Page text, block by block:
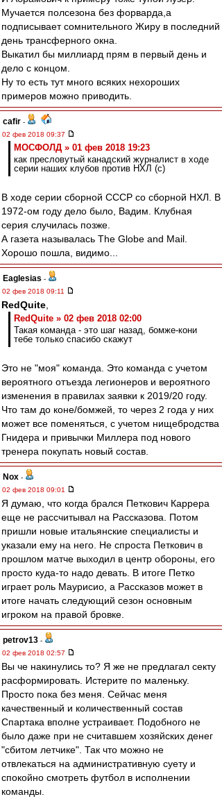
Мучается полсезона без форварда,а
подписывает сомнительного Жиру в последний
день трансферного окна.
Выкатил бы миллиард прям в первый день и
дело с концом.
Ну то есть тут много всяких нехороших
примеров можно приводить.
cafir -
02 фев 2018 09:37
МОСФОЛД » 01 фев 2018 19:23
как пресловутый канадский журналист в ходе
серии наших клубов против НХЛ (с)
В ходе серии сборной СССР со сборной НХЛ. В
1972-ом году дело было, Вадим. Клубная
серия случилась позже.
А газета называлась The Globe and Mail.
Хорошо пошла, видимо...
Eaglesias -
02 фев 2018 09:11
RedQuite
RedQuite » 02 фев 2018 02:00
Такая команда - это шаг назад, бомже-кони
тебе только спасибо скажут
Это не "моя" команда. Это команда с учетом
вероятного отъезда легионеров и вероятного
изменения в правилах заявки к 2019/20 году.
Что там до коне/бомжей, то через 2 года у них
может все поменяться, с учетом нищебродства
Гнидера и привычки Миллера под нового
тренера покупать новый состав.
Nox -
02 фев 2018 09:01
Я думаю, что когда брался Петкович Каррера
еще не рассчитывал на Рассказова. Потом
пришли новые итальянские специалисты и
указали ему на него. Не спроста Петкович в
прошлом матче выходил в центр обороны, его
просто куда-то надо девать. В итоге Петко
играет роль Маурисио, а Рассказов может в
итоге начать следующий сезон основным
игроком на правой бровке.
petrov13 -
02 фев 2018 02:57
Вы че накинулись то? Я же не предлагал секту
расформировать. Истерите по маленьку.
Просто пока без меня. Сейчас меня
качественный и количественный состав
Спартака вполне устраивает. Подобного не
было даже при не считавшем хозяйских денег
"сбитом летчике". Так что можно не
отвлекаться на административную суету и
спокойно смотреть футбол в исполнении
команды.